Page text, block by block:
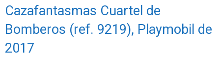
Cazafantasmas Cuartel de
Bomberos (ref. 9219), Playmobil de
2017